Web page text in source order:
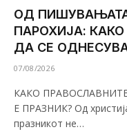
ОД
ПАРОХИЈА:
ДА СЕ
07/08/2026
КАКО
Е ПРАЗНИК? Од
празникот не…